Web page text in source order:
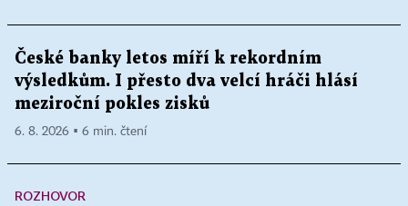
České banky letos míří k rekordním
výsledkům. I přesto dva velcí hráči hlásí
meziroční pokles zisků
6. 8. 2026 ▪ 6 min. čtení
ROZHOVOR